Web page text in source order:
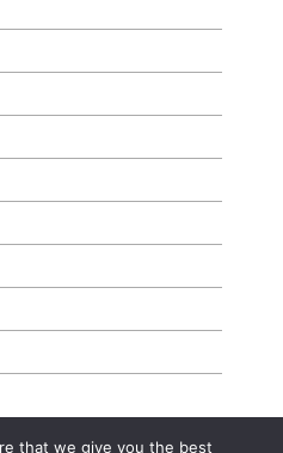
that we give you the best